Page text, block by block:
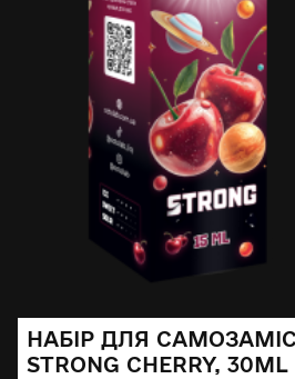
НАБІР ДЛЯ
STRONG CHERRY, 30ML